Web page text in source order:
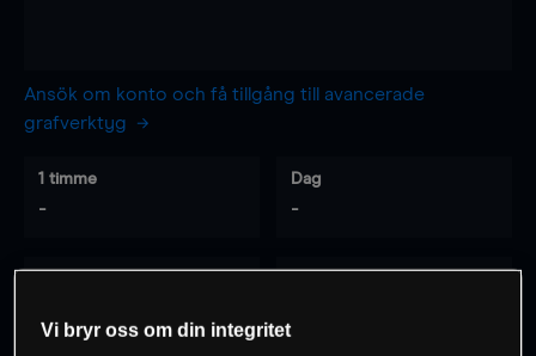
Ansök om konto och få tillgång till avancerade
grafverktyg
1 timme
-
Dag
-
Vi bryr oss om din integritet